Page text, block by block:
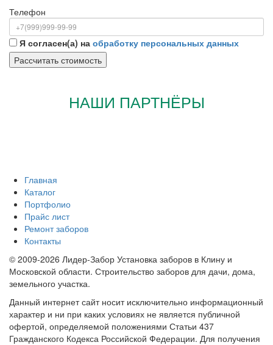
Телефон
Я согласен(а) на обработку персональных данных
НАШИ ПАРТНЁРЫ
Главная
Каталог
Портфолио
Прайс лист
Ремонт заборов
Контакты
© 2009-2026 Лидер-Забор Установка заборов в Клину и
Московской области. Строительство заборов для дачи, дома,
земельного участка.
Данный интернет сайт носит исключительно информационный
характер и ни при каких условиях не является публичной
офертой, определяемой положениями Статьи 437
Гражданского Кодекса Российской Федерации. Для получения